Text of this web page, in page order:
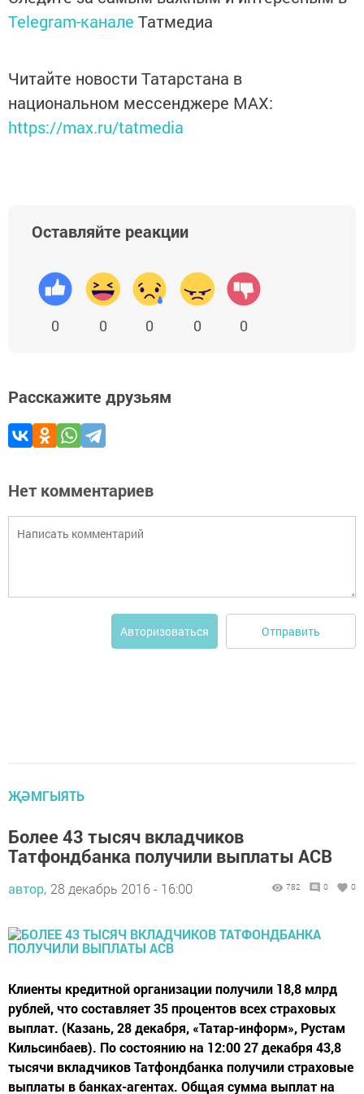
Telegram-канале Татмедиа
Читайте новости Татарстана в
национальном мессенджере MАХ:
https://max.ru/tatmedia
Оставляйте реакции
0 0 0 0 0
Расскажите друзьям
Нет комментариев
Авторизоваться Отправить
ҖӘМГЫЯТЬ
Более 43 тысяч вкладчиков
Татфондбанка получили выплаты АСВ
автор, 28 декабрь 2016 - 16:00 782 0 0
Клиенты кредитной организации получили 18,8 млрд
рублей, что составляет 35 процентов всех страховых
выплат. (Казань, 28 декабря, «Татар-информ», Рустам
Кильсинбаев). По состоянию на 12:00 27 декабря 43,8
тысячи вкладчиков Татфондбанка получили страховые
выплаты в банках-агентах. Общая сумма выплат на